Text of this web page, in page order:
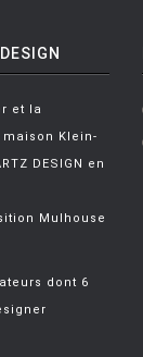
et la
Klein-
DESIGN en
Mulhouse
dont 6